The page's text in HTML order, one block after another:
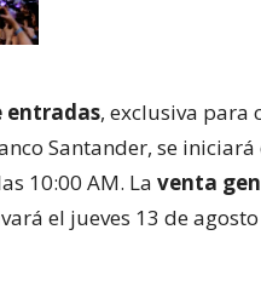
entradas, exclusiva para
Santander, se
10:00 AM. La venta
el jueves 13 de